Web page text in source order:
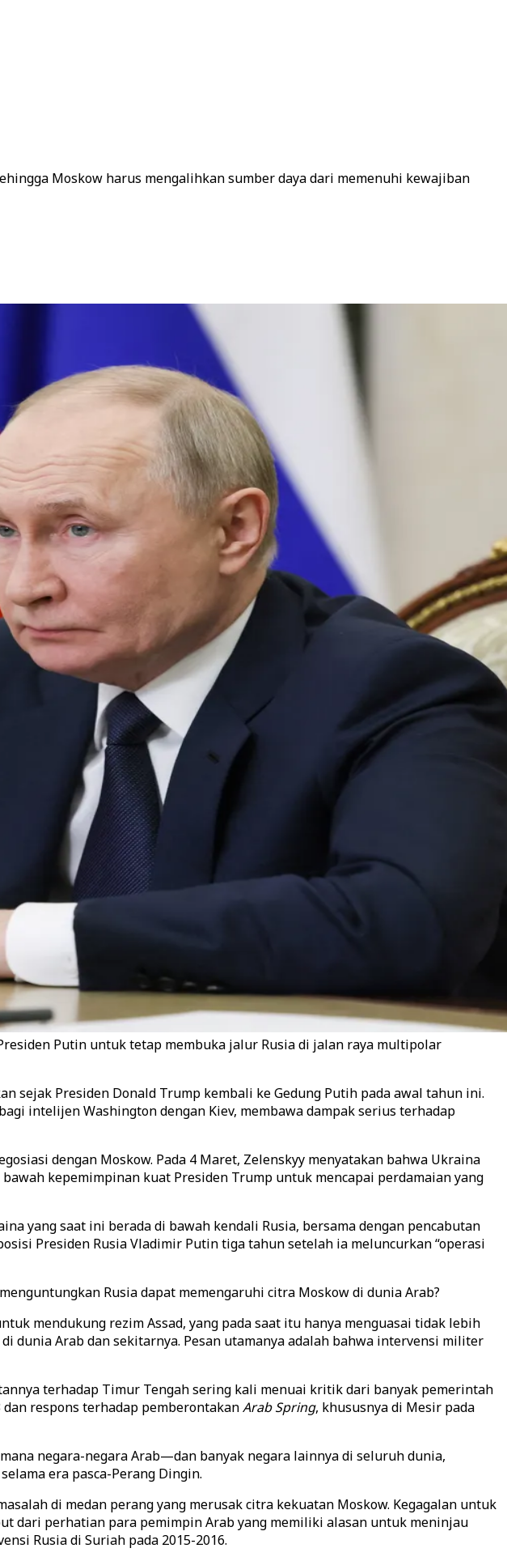
Moskow harus mengalihkan sumber daya dari memenuhi kewajiban
Putin untuk tetap membuka jalur Rusia di jalan raya multipolar
sejak Presiden Donald Trump kembali ke Gedung Putih pada awal tahun ini.
intelijen Washington dengan Kiev, membawa dampak serius terhadap
dengan Moskow. Pada 4 Maret, Zelenskyy menyatakan bahwa Ukraina
kepemimpinan kuat Presiden Trump untuk mencapai perdamaian yang
yang saat ini berada di bawah kendali Rusia, bersama dengan pencabutan
Presiden Rusia Vladimir Putin tiga tahun setelah ia meluncurkan “operasi
Rusia dapat memengaruhi citra Moskow di dunia Arab?
mendukung rezim Assad, yang pada saat itu hanya menguasai tidak lebih
dunia Arab dan sekitarnya. Pesan utamanya adalah bahwa intervensi militer
terhadap Timur Tengah sering kali menuai kritik dari banyak pemerintah
respons terhadap pemberontakanArab Spring, khususnya di Mesir pada
negara-negara Arab—dan banyak negara lainnya di seluruh dunia,
era pasca-Perang Dingin.
di medan perang yang merusak citra kekuatan Moskow. Kegagalan untuk
dari perhatian para pemimpin Arab yang memiliki alasan untuk meninjau
Rusia di Suriah pada 2015-2016.